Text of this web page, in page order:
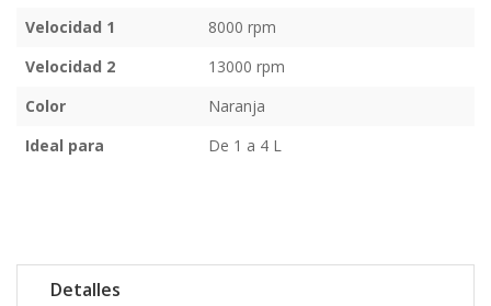
Velocidad 1
8000 rpm
Velocidad 2
13000 rpm
Color
Naranja
Ideal para
De 1 a 4 L
Detalles